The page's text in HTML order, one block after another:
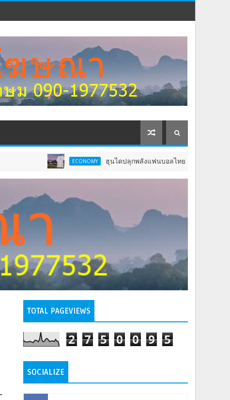
ECONOMY ฮุนไดปลุกพลังแฟนบอลไทย รวมพลเชียร์ “ช้างศึก”
TOTAL PAGEVIEWS
2 7 5 0 0 9 5
SOCIALIZE